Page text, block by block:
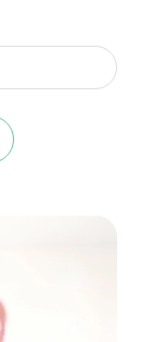
la